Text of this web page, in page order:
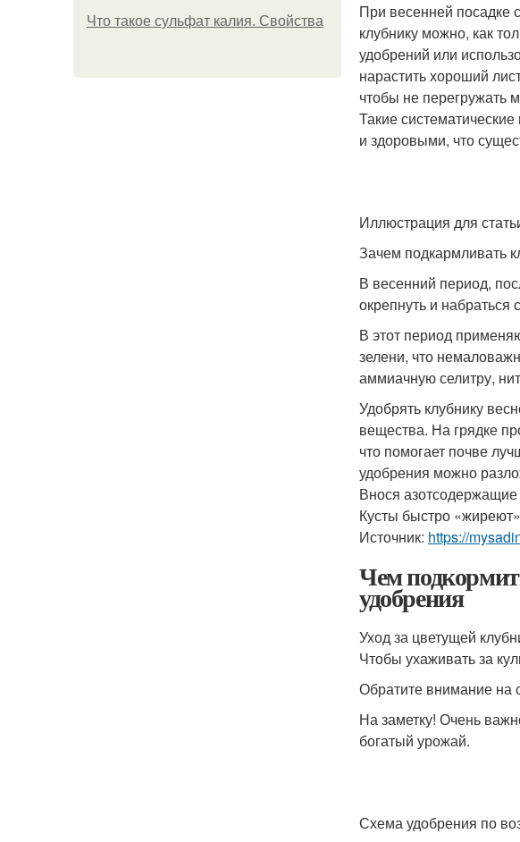
Что такое сульфат калия. Свойства
При весенней посадке
клубнику можно, как
удобрений или
нарастить хороший
чтобы не перегружать
Такие
и здоровыми, что
Иллюстрация для
Зачем подкармливать
В весенний период,
окрепнуть и
В этот период
зелени, что
аммиачную селитру,
Удобрять клубнику
вещества. На грядке
что помогает почве
удобрения можно
Внося азотсодержащие
Кусты быстро
Источник: https://
Чем
удобрения
Уход за цветущей
Чтобы ухаживать за
Обратите внимание на
На заметку! Очень
богатый урожай.
Схема удобрения по